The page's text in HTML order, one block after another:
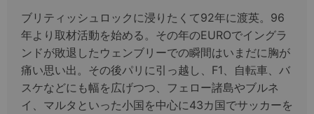
ブリティッシュロックに浸りたくて92年に渡英。96
年より取材活動を始める。その年のEUROでイングラ
ンドが敗退したウェンブリーでの瞬間はいまだに胸が
痛い思い出。その後パリに引っ越し、F1、自転車、バ
スケなどにも幅を広げつつ、フェロー諸島やブルネ
イ、マルタといった小国を中心に43カ国でサッカーを